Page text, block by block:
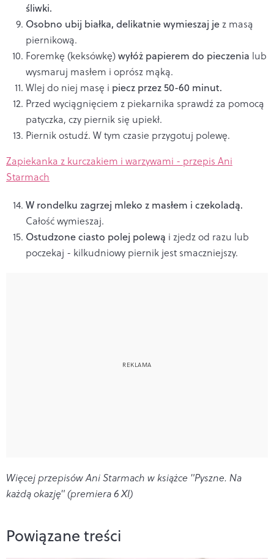
śliwki.
Osobno ubij białka, delikatnie wymieszaj jez masą
piernikową.
Foremkę (keksówkę)wyłóż papierem do pieczenia lub
wysmaruj masłem i oprósz mąką.
Wlej do niej masę i piecz przez 50-60 minut.
Przed wyciągnięciem z piekarnika sprawdź za pomocą
patyczka, czy piernik się upiekł.
Piernik ostudź. W tym czasie przygotuj polewę.
Zapiekanka z kurczakiem i warzywami - przepis Ani
Starmach
W rondelku zagrzej mleko z masłem i czekoladą.
Całość wymieszaj.
Ostudzone ciasto polej polewą i zjedz od razu lub
poczekaj - kilkudniowy piernik jest smaczniejszy.
Więcej przepisów Ani Starmach w książce "Pyszne. Na
każdą okazję" (premiera 6 XI)
Powiązane treści